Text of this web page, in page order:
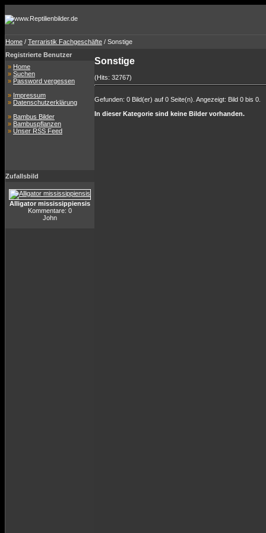
Home / Terraristik Fachgeschäfte / Sonstige
Registrierte Benutzer
» Home
» Suchen
» Password vergessen
» Impressum
» Datenschutzerklärung
» Bambus Bilder
» Bambuspflanzen
» Unser RSS Feed
Zufallsbild
Alligator mississippiensis
Kommentare: 0
John
Sonstige
(Hits: 32767)
Gefunden: 0 Bild(er) auf 0 Seite(n). Angezeigt: Bild 0 bis 0.
In dieser Kategorie sind keine Bilder vorhanden.